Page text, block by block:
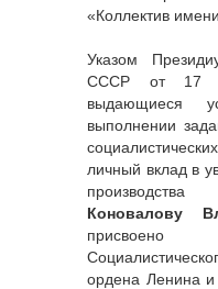
«Коллектив
Указом
СССР от 17
выдающиеся
выполнении
личный вклад в
Коновалову
ордена Ленина